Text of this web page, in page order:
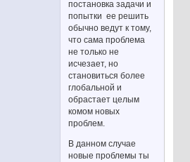
постановка задачи и
попытки ее решить
обычно ведут к тому,
что сама проблема
не только не
исчезает, но
становиться более
глобальной и
обрастает целым
комом новых
проблем.
В данном случае
новые проблемы ты